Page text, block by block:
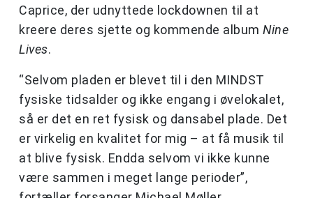
Caprice, der udnyttede lockdownen til at
kreere deres sjette og kommende album Nine
Lives.
“Selvom pladen er blevet til i den MINDST
fysiske tidsalder og ikke engang i øvelokalet,
så er det en ret fysisk og dansabel plade. Det
er virkelig en kvalitet for mig – at få musik til
at blive fysisk. Endda selvom vi ikke kunne
være sammen i meget lange perioder”,